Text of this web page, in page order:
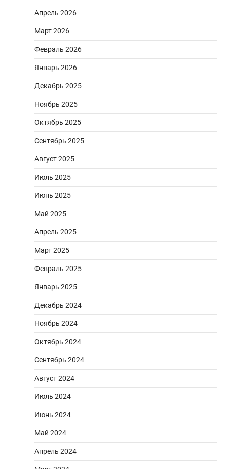
Апрель 2026
Март 2026
Февраль 2026
Январь 2026
Декабрь 2025
Ноябрь 2025
Октябрь 2025
Сентябрь 2025
Август 2025
Июль 2025
Июнь 2025
Май 2025
Апрель 2025
Март 2025
Февраль 2025
Январь 2025
Декабрь 2024
Ноябрь 2024
Октябрь 2024
Сентябрь 2024
Август 2024
Июль 2024
Июнь 2024
Май 2024
Апрель 2024